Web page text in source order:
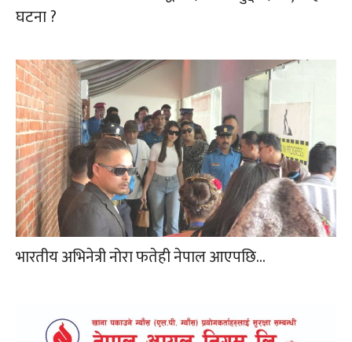
घटना ?
भारतीय अभिनेत्री नोरा फतेही नेपाल आएपछि…